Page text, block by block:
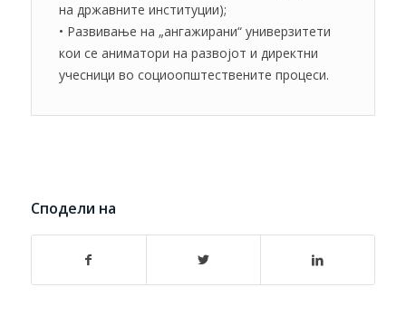
на државните институции);
• Развивање на „ангажирани“ универзитети
кои се аниматори на развојот и директни
учесници во социоопштествените процеси.
Сподели на